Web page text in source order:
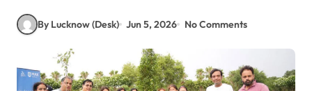
By Lucknow (Desk) Jun 5, 2026 No Comments